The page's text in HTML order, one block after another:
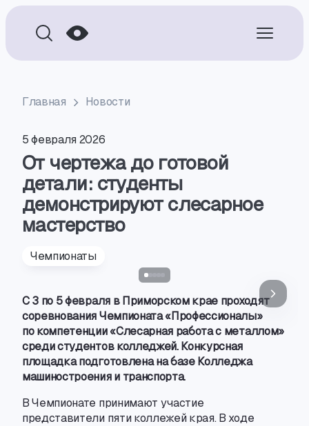
Главная Новости
5 февраля 2026
От чертежа до готовой
детали: студенты
демонстрируют слесарное
мастерство
Чемпионаты
С 3 по 5 февраля в Приморском крае проходят
соревнования Чемпионата «Профессионалы»
по компетенции «Слесарная работа с металлом»
среди студентов колледжей. Конкурсная
площадка подготовлена на базе Колледжа
машиностроения и транспорта.
В Чемпионате принимают участие
представители пяти коллежей края. В ходе